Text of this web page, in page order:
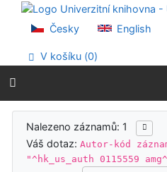
Přejít na obsah
Přejít na menu
Prohlášení o webové
Česky English
V košíku (0)
Výsledky
Nalezeno záznamů: 1
Váš dotaz:Autor-kód
"^hk_us_auth 0115559